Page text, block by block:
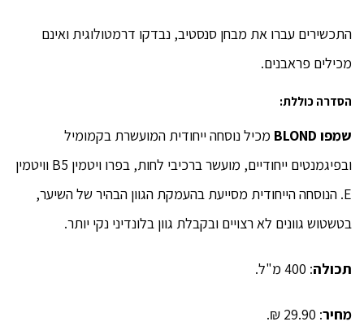
התכשירים עברו את מבחן סנסטיב, נבדקו דרמטולוגית ואינם
מכילים פראבנים.
הסדרה כוללת:
שמפו BLOND מכיל נוסחה ייחודית המועשרת בקמומיל
ובפיגמנטים ייחודיים, מועשר ברכיבי לחות, בפרו ויטמין B5 וויטמין
E. הנוסחה הייחודית מסייעת בהעמקת הגוון הבהיר של השיער,
בטשטוש גוונים לא רצויים ובקבלת גוון בלונדיני נקי יותר.
תכולה: 400 מ"ל.
מחיר: 29.90 ₪.